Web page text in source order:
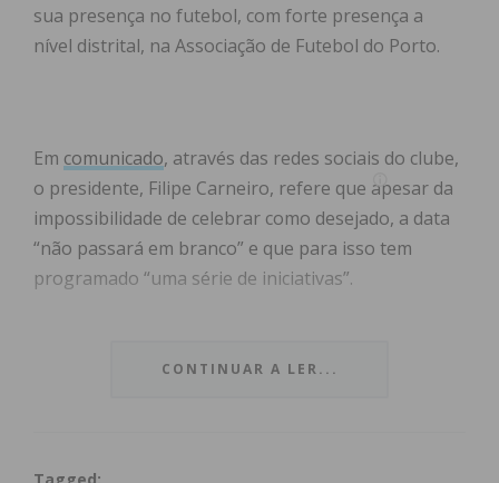
sua presença no futebol, com forte presença a
nível distrital, na Associação de Futebol do Porto.
Em comunicado, através das redes sociais do clube,
o presidente, Filipe Carneiro, refere que apesar da
impossibilidade de celebrar como desejado, a data
“não passará em branco” e que para isso tem
programado “uma série de iniciativas”.
lordelense visou deixar uma mensagem de apreço e
CONTINUAR A LER...